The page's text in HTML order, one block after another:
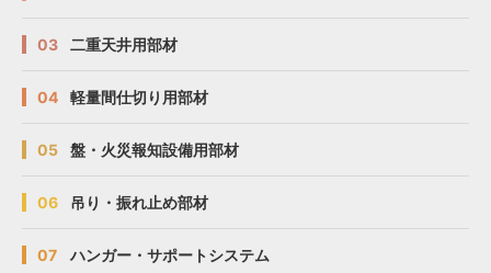
03 二重天井用部材
04 軽量間仕切り用部材
05 盤・火災報知設備用部材
06 吊り・振れ止め部材
07 ハンガー・サポートシステム